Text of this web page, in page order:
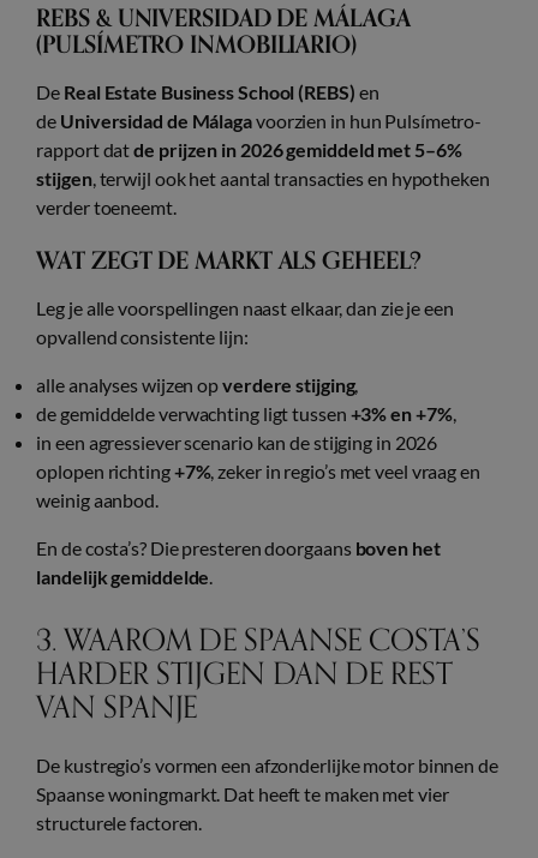
REBS & UNIVERSIDAD DE MÁLAGA
(PULSÍMETRO INMOBILIARIO)
De Real Estate Business School (REBS) en
de Universidad de Málagavoorzien in hun Pulsímetro-
rapport datde prijzen in 2026 gemiddeld met 5–6%
stijgen, terwijl ook het aantal transacties en hypotheken
verder toeneemt.
WAT ZEGT DE MARKT ALS GEHEEL?
Leg je alle voorspellingen naast elkaar, dan zie je een
opvallend consistente lijn:
alle analyses wijzen opverdere stijging,
de gemiddelde verwachting ligt tussen +3% en +7%,
in een agressiever scenario kan de stijging in 2026
oplopen richting+7%, zeker in regio’s met veel vraag en
weinig aanbod.
En de costa’s? Die presteren doorgaans boven het
landelijk gemiddelde.
3. WAAROM DE SPAANSE COSTA’S
HARDER STIJGEN DAN DE REST
VAN SPANJE
De kustregio’s vormen een afzonderlijke motor binnen de
Spaanse woningmarkt. Dat heeft te maken met vier
structurele factoren.